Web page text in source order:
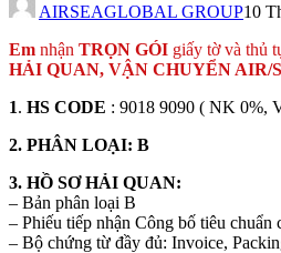
AIRSEAGLOBAL GROUP10
Em nhận TRỌN GÓI giấy tờ và thủ
HẢI QUAN, VẬN CHUYỂN AIR/
1. HS CODE : 9018 9090 ( NK 0%,
2. PHÂN LOẠI: B
3. HỒ SƠ HẢI QUAN:
– Bản phân loại B
– Phiếu tiếp nhận Công bố tiêu
– Bộ chứng từ đầy đủ: Invoice,